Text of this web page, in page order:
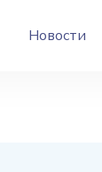
Новости